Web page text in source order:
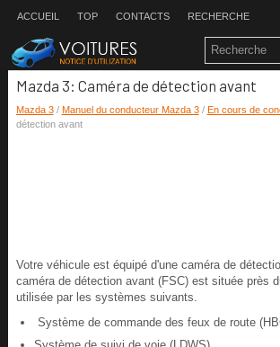
ACCUEIL TOP CONTACTS RECHERCHE
Mazda 3: Caméra de détection avant
Mazda 3/ Manuel du conducteur Mazda 3/ En cours de
détection avant
Votre véhicule est équipé d'une caméra de
caméra de détection avant (FSC) est située près
utilisée par les systèmes suivants.
Système de commande des feux de route